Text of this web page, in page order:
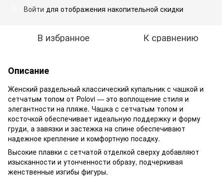
Войти для отображения накопительной скидки
В избранное К сравнению
Описание
Женский раздельный классический купальник с чашкой и
сетчатым топом от Polovi — это воплощение стиля и
элегантности на пляже. Чашка с сетчатым топом и
косточкой обеспечивает идеальную поддержку и форму
груди, а завязки и застежка на спине обеспечивают
надежное крепление и комфортную посадку.
Высокие плавки с сетчатой отделкой сверху добавляют
изысканности и утонченности образу, подчеркивая
женственные изгибы фигуры.